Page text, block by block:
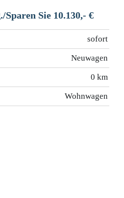
Sie 10.130,- €
sofort
Neuwagen
0 km
Wohnwagen